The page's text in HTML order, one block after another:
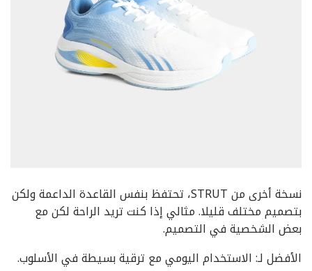
نسخة أخرى من STRUT، تحتفظ بنفس القاعدة الداعمة ولكن
بتصميم مختلف قليلا. مثالي إذا كنت تريد الراحة لكن مع
بعض الشخصية في التصميم.
الأفضل لـ: الاستخدام اليومي مع ترقية بسيطة في الأسلوب.